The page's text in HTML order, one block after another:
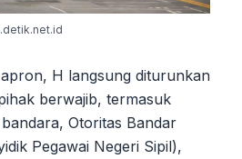
H langsung diturunkan
berwajib, termasuk
Otoritas Bandar
Pegawai Negeri Sipil),